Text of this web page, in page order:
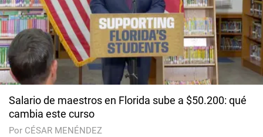
Salario de maestros en Florida sube a $50.200: qué
cambia este curso
Por CÉSAR MENÉNDEZ